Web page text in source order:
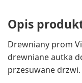
Opis
Drewniany prom
drewniane autka
przesuwane